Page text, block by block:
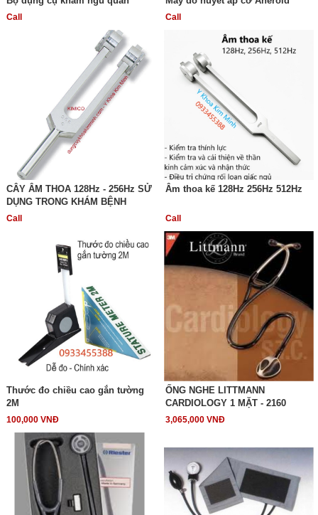
Call Call
CÂY ÂM THOA 128Hz - 256Hz SỬ
DỤNG TRONG KHÁM BỆNH
Call
Âm thoa kế 128Hz 256Hz 512Hz
Call
Thước đo chiều cao gắn tường
2M
100,000 VNĐ
ỐNG NGHE LITTMANN
CARDIOLOGY 1 MẶT - 2160
3,065,000 VNĐ